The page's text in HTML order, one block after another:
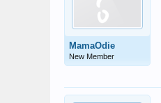
MamaOdie
New Member